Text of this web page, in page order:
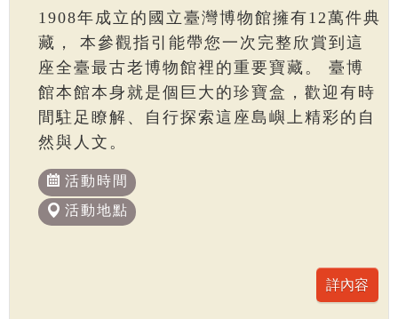
1908年成立的國立臺灣博物館擁有12萬件典
藏， 本參觀指引能帶您一次完整欣賞到這
座全臺最古老博物館裡的重要寶藏。 臺博
館本館本身就是個巨大的珍寶盒，歡迎有時
間駐足瞭解、自行探索這座島嶼上精彩的自
然與人文。
活動時間
活動地點